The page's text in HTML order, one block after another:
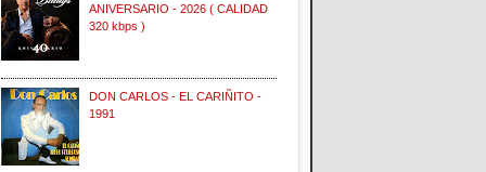
ANIVERSARIO - 2026 ( CALIDAD
320 kbps )
DON CARLOS - EL CARIÑITO -
1991